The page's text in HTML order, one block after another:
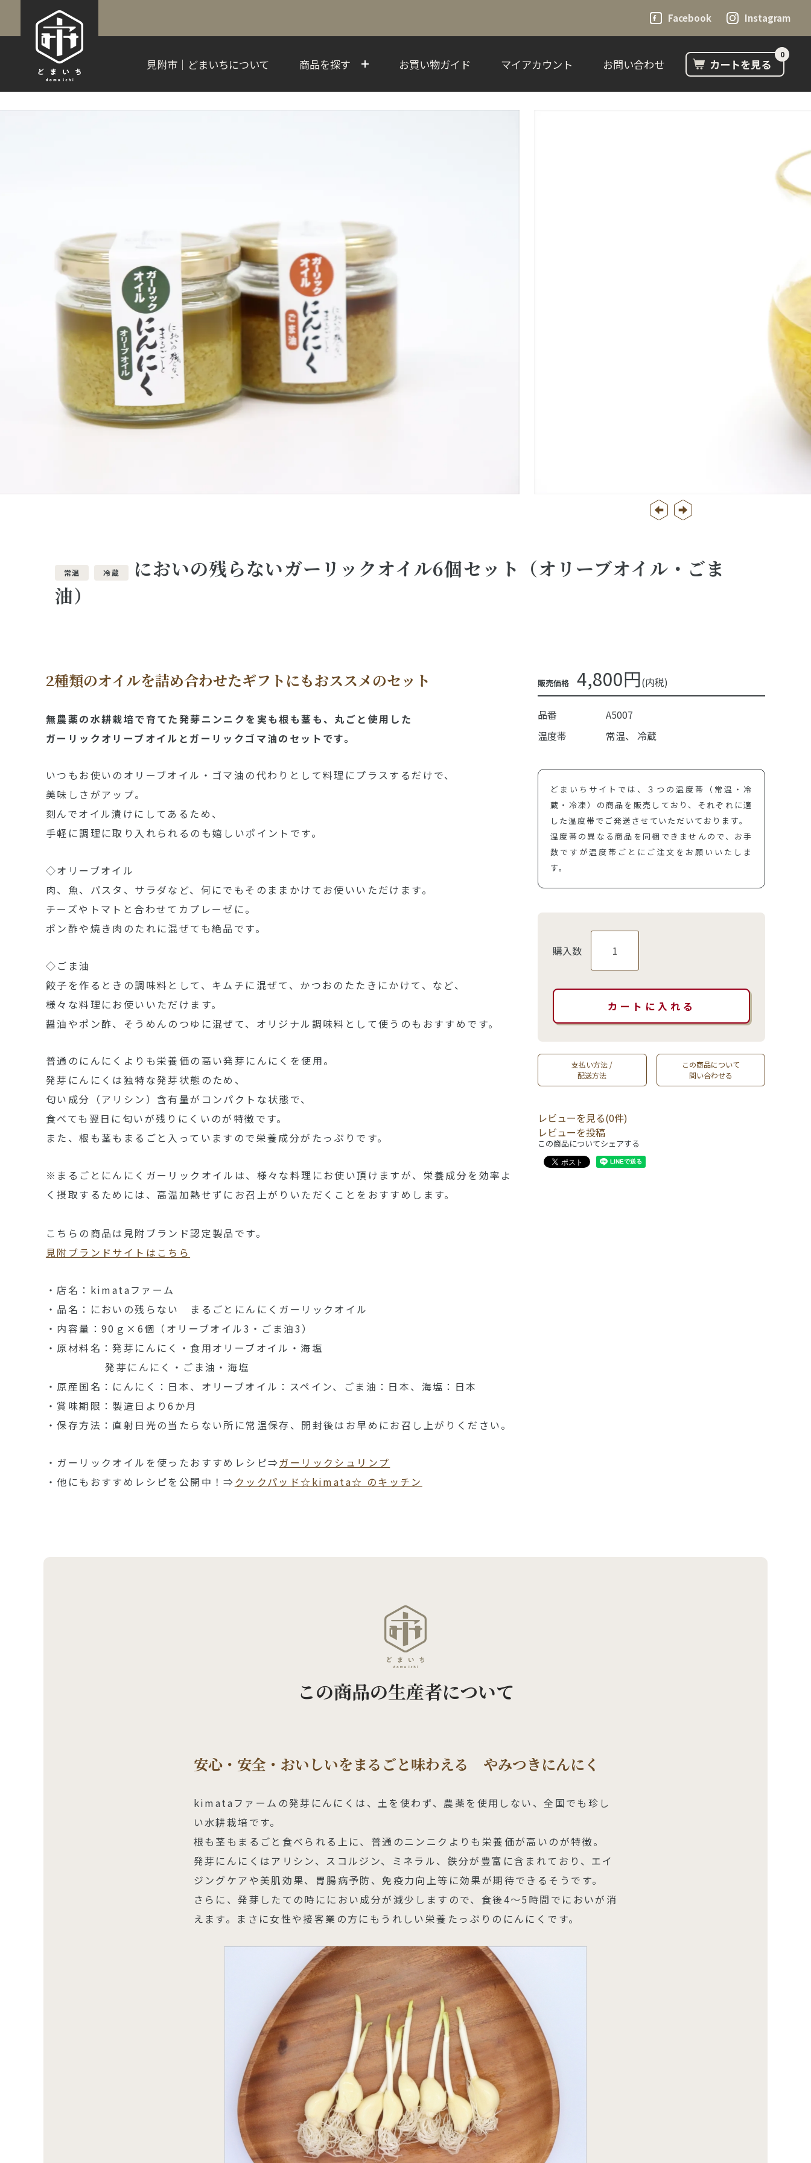
Facebook Instagram
見附市｜どまいちについて 商品を探す お買い物ガイド マイアカウント お問い合わせ カートを見る
0
常温 冷蔵
においの残らないガーリックオイル6個セット（オリーブオイル・ごま
油）
販売価格 4,800円(内税)
品番
A5007
温度帯
常温 冷蔵
どまいちサイトでは、３つの温度帯（常温・冷
蔵・冷凍）の商品を販売しており、それぞれに適
した温度帯でご発送させていただいております。
温度帯の異なる商品を同梱できませんので、お手
数ですが温度帯ごとにご注文をお願いいたしま
す。
購入数
支払い方法 /
配送方法
この商品について
問い合わせる
レビューを見る(0件)
レビューを投稿
この商品についてシェアする
2種類のオイルを詰め合わせたギフトにもおススメのセット
無農薬の水耕栽培で育てた発芽ニンニクを実も根も茎も、丸ごと使用した
ガーリックオリーブオイルとガーリックゴマ油のセットです。
いつもお使いのオリーブオイル・ゴマ油の代わりとして料理にプラスするだけで、
美味しさがアップ。
刻んでオイル漬けにしてあるため、
手軽に調理に取り入れられるのも嬉しいポイントです。
◇オリーブオイル
肉、魚、パスタ、サラダなど、何にでもそのままかけてお使いいただけます。
チーズやトマトと合わせてカプレーゼに。
ポン酢や焼き肉のたれに混ぜても絶品です。
◇ごま油
餃子を作るときの調味料として、キムチに混ぜて、かつおのたたきにかけて、など、
様々な料理にお使いいただけます。
醤油やポン酢、そうめんのつゆに混ぜて、オリジナル調味料として使うのもおすすめです。
普通のにんにくよりも栄養価の高い発芽にんにくを使用。
発芽にんにくは独特な発芽状態のため、
匂い成分（アリシン）含有量がコンパクトな状態で、
食べても翌日に匂いが残りにくいのが特徴です。
また、根も茎もまるごと入っていますので栄養成分がたっぷりです。
※まるごとにんにくガーリックオイルは、様々な料理にお使い頂けますが、栄養成分を効率よ
く摂取するためには、高温加熱せずにお召上がりいただくことをおすすめします。
こちらの商品は見附ブランド認定製品です。
見附ブランドサイトはこちら
・店名：kimataファーム
・品名：においの残らない まるごとにんにくガーリックオイル
・内容量：90ｇ×6個（オリーブオイル3・ごま油3）
・原材料名：発芽にんにく・食用オリーブオイル・海塩
発芽にんにく・ごま油・海塩
・原産国名：にんにく：日本、オリーブオイル：スペイン、ごま油：日本、海塩：日本
・賞味期限：製造日より6か月
・保存方法：直射日光の当たらない所に常温保存、開封後はお早めにお召し上がりください。
・ガーリックオイルを使ったおすすめレシピ⇒ガーリックシュリンプ
・他にもおすすめレシピを公開中！⇒ クックパッド☆kimata☆ のキッチン
この商品の生産者について
安心・安全・おいしいをまるごと味わえる やみつきにんにく
kimataファームの発芽にんにくは、土を使わず、農薬を使用しない、全国でも珍し
い水耕栽培です。
根も茎もまるごと食べられる上に、普通のニンニクよりも栄養価が高いのが特徴。
発芽にんにくはアリシン、スコルジン、ミネラル、鉄分が豊富に含まれており、エイ
ジングケアや美肌効果、胃腸病予防、免疫力向上等に効果が期待できるそうです。
さらに、発芽したての時ににおい成分が減少しますので、食後4～5時間でにおいが消
えます。まさに女性や接客業の方にもうれしい栄養たっぷりのにんにくです。